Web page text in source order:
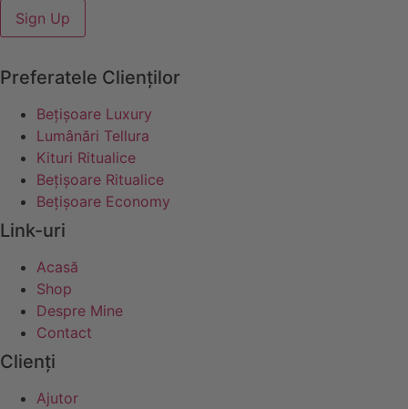
Sign Up
Preferatele Clienților
Bețișoare Luxury
Lumânări Tellura
Kituri Ritualice
Bețișoare Ritualice
Bețișoare Economy
Link-uri
Acasă
Shop
Despre Mine
Contact
Clienți
Ajutor